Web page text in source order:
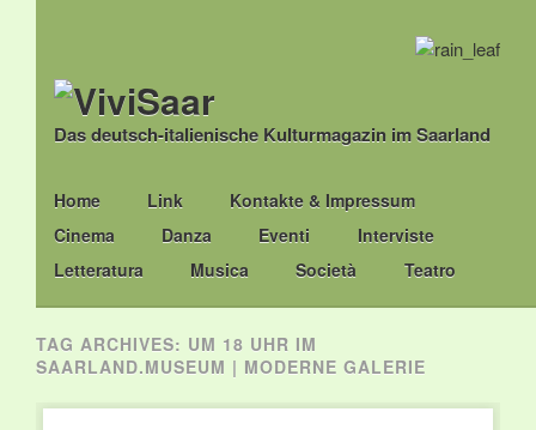
Das deutsch-italienische Kulturmagazin im Saarland
Main menu
Skip
to
content
Home Link
Kontakte & Impressum
Cinema
Danza Eventi
Interviste
Letteratura
Musica Società Teatro
TAG ARCHIVES: UM 18 UHR IM
SAARLAND.MUSEUM | MODERNE GALERIE